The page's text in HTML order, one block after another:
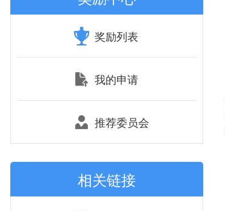
奖励列表
我的申请
推荐委员会
相关链接